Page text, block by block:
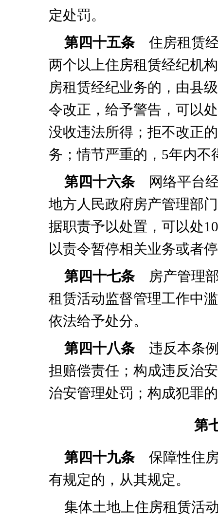
定处罚。
第四十五条住房租赁经
两个以上住房租赁经纪机
房租赁经纪业务的，由县
令改正，给予警告，可以处
没收违法所得；拒不改正
务；情节严重的， 5年内不
第四十六条网络平台经
地方人民政府房产管理部
据职责予以处置，可以处10
以责令暂停相关业务或者
第四十七条房产管理部
租赁活动监督管理工作中
依法给予处分。
第四十八条违反本条例
担赔偿责任；构成违反治
治安管理处罚；构成犯罪
第
第四十九条保障性住房
有规定的，从其规定。
集体土地上住房租赁活